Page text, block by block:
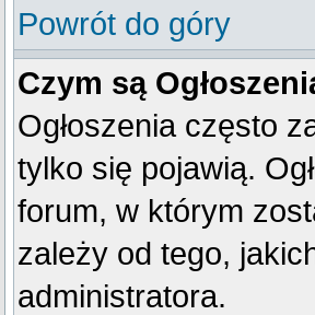
Powrót do góry
Czym są
Ogłoszenia często
tylko się pojawią.
forum, w którym
zależy od tego,
administratora.